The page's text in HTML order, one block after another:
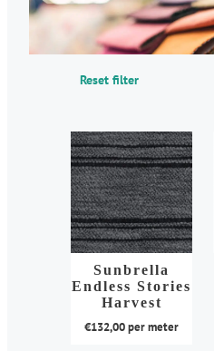
Reset filter
Sunbrella
Endless Stories
Harvest
€132,00per meter